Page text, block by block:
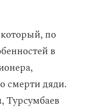
по
в
смерти дяди.
Турсумбаев